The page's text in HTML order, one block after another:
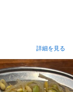
詳細を見る